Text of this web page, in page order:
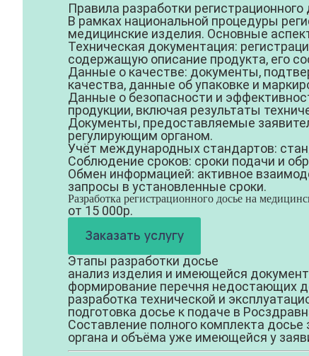
Правила разработки регистрационного
В рамках национальной процедуры
медицинские изделия. Основные
Техническая документация:
содержащую описание продукта, его
Данные о качестве: документы,
качества, данные об упаковке и
Данные о безопасности и
продукции, включая результаты
Документы, предоставляемые
регулирующим органом.
Учёт международных стандартов:
Соблюдение сроков: сроки подачи и
Обмен информацией: активное
запросы в установленные сроки.
Разработка регистрационного досье на
от 15 000р.
Заказать услугу
Этапы разработки досье
анализ изделия и имеющейся
формирование перечня недостающих
разработка технической и
подготовка досье к подаче в
Составление полного комплекта досье
органа и объёма уже имеющейся у